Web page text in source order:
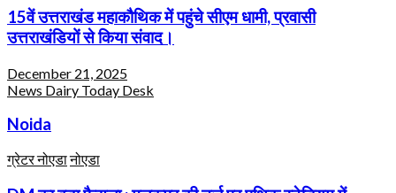
15वें उत्तराखंड महाकौथिक में पहुंचे सीएम धामी, प्रवासी
उत्तराखंडियों से किया संवाद।
December 21, 2025
News Dairy Today Desk
Noida
ग्रेटर नोएडानोएडा